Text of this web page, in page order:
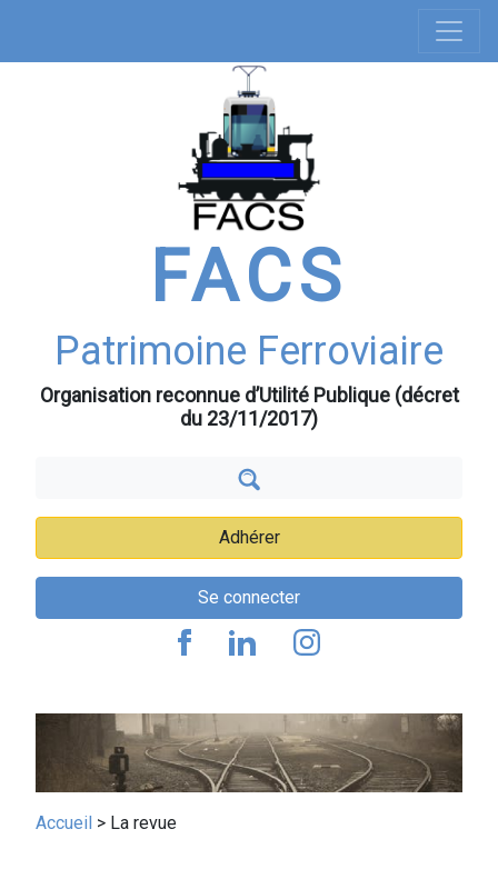
contenu
FACS
Patrimoine Ferroviaire
Organisation reconnue d’Utilité Publique (décret
du 23/11/2017)
Adhérer
Se connecter
principale
Fil
Accueil La revue